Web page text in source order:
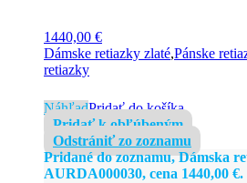
1440,00 €
Dámske retiazky zlaté,Pánske
retiazky
NáhľadPridať do košíka
Pridať k obľúbeným
Odstrániť zo zoznamu
Pridané do zoznamu, Dámska
AURDA000030, cena 1440,00 €.